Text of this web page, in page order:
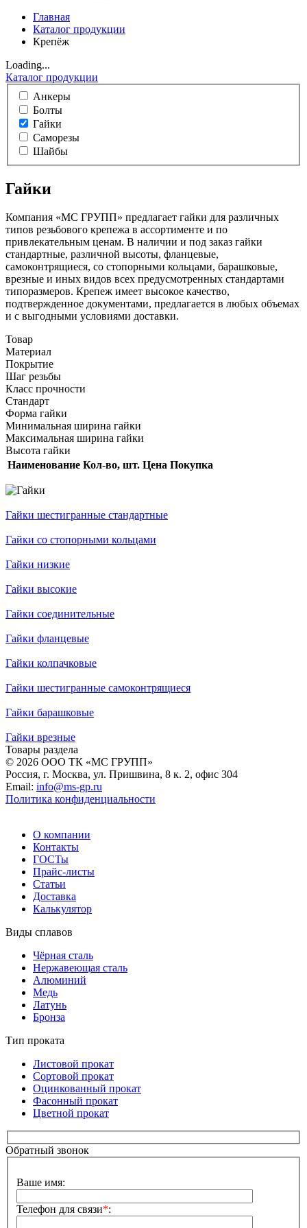
Главная
Каталог продукции
Крепёж
Loading...
Каталог продукции
Анкеры
Болты
Гайки
Саморезы
Шайбы
Гайки
Компания «МС ГРУПП» предлагает гайки для различных
типов резьбового крепежа в ассортименте и по
привлекательным ценам. В наличии и под заказ гайки
стандартные, различной высоты, фланцевые,
самоконтрящиеся, со стопорными кольцами, барашковые,
врезные и иных видов всех предусмотренных стандартами
типоразмеров. Крепеж имеет высокое качество,
подтвержденное документами, предлагается в любых объемах
и с выгодными условиями доставки.
Товар
Материал
Покрытие
Шаг резьбы
Класс прочности
Стандарт
Форма гайки
Минимальная ширина гайки
Максимальная ширина гайки
Высота гайки
Наименование Кол-во, шт. Цена Покупка
Гайки шестигранные стандартные
Гайки со стопорными кольцами
Гайки низкие
Гайки высокие
Гайки соединительные
Гайки фланцевые
Гайки колпачковые
Гайки шестигранные самоконтрящиеся
Гайки барашковые
Гайки врезные
Товары раздела
© 2026 ООО ТК «МС ГРУПП»
Россия, г. Москва, ул. Пришвина, 8 к. 2, офис 304
Email: info@ms-gp.ru
Политика конфиденциальности
О компании
Контакты
ГОСТы
Прайс-листы
Статьи
Доставка
Калькулятор
Виды сплавов
Чёрная сталь
Нержавеющая сталь
Алюминий
Медь
Латунь
Бронза
Тип проката
Листовой прокат
Сортовой прокат
Оцинкованный прокат
Фасонный прокат
Цветной прокат
Обратный звонок
Ваше имя:
Телефон для связи*: